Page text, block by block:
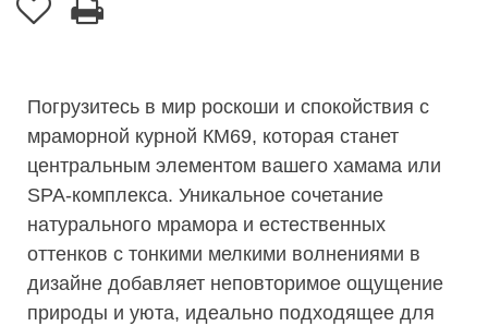
Погрузитесь в мир роскоши и спокойствия с
мраморной курной КМ69, которая станет
центральным элементом вашего хамама или
SPA-комплекса. Уникальное сочетание
натурального мрамора и естественных
оттенков с тонкими мелкими волнениями в
дизайне добавляет неповторимое ощущение
природы и уюта, идеально подходящее для